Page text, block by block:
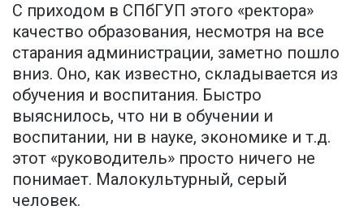
С приходом в СПбГУП этого «ректора»
качество образования, несмотря на все
старания администрации, заметно пошло
вниз. Оно, как известно, складывается из
обучения и воспитания. Быстро
выяснилось, что ни в обучении и
воспитании, ни в науке, экономике и т.д.
этот «руководитель» просто ничего не
понимает. Малокультурный, серый
человек.